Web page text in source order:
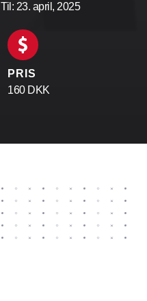
Til: 23. april, 2025
PRIS
160 DKK